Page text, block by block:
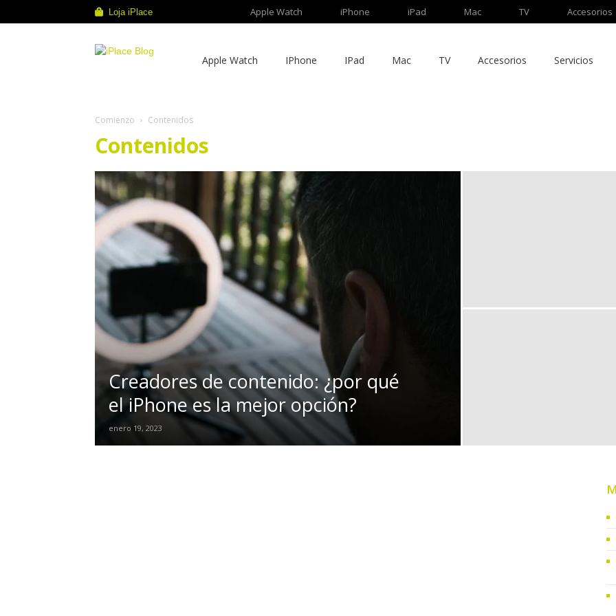
Loja iPlace Apple Watch iPhone iPad Mac TV Accesorios
Apple Watch IPhone IPad Mac TV Accesorios Servicios
Comienzo Contenidos
Contenidos
Creadores de contenido: ¿por qué
el iPhone es la mejor opción?
enero 19, 2023